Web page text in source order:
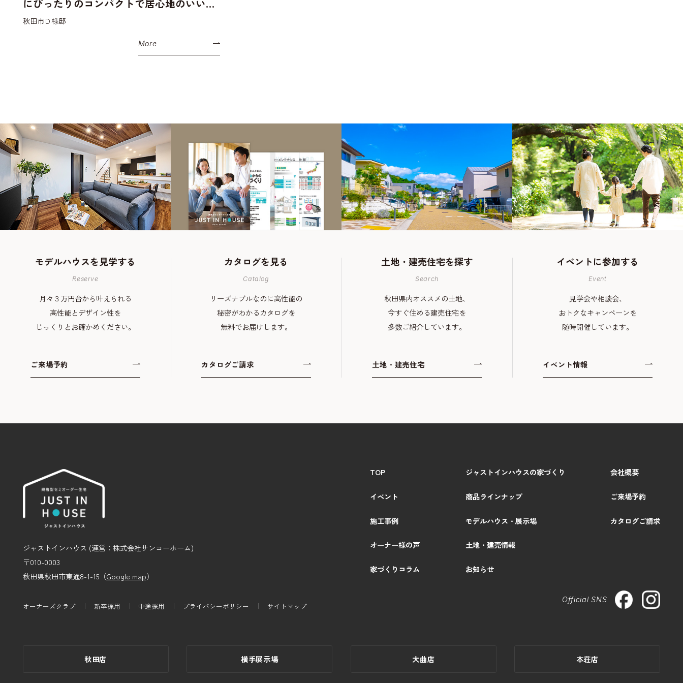
にぴったりのコンパクトで居心地のいい平
屋
秋田市Ｄ様邸
More
モデルハウスを見学する
Reserve
月々３万円台から叶えられる
高性能とデザイン性を
じっくりとお確かめください。
ご来場予約
カタログを見る
Catalog
リーズナブルなのに高性能の
秘密がわかるカタログを
無料でお届けします。
カタログご請求
土地・建売住宅を探す
Search
秋田県内オススメの土地、
今すぐ住める建売住宅を
多数ご紹介しています。
土地・建売住宅
イベントに参加する
Event
見学会や相談会、
おトクなキャンペーンを
随時開催しています。
イベント情報
ジャストインハウス (運営：株式会社サンコーホーム)
〒010-0003
秋田県秋田市東通8-1-15（Google map）
オーナーズクラブ 新卒採用 中途採用 プライバシーポリシー サイトマップ
TOP
イベント
施工事例
オーナー様の声
家づくりコラム
ジャストインハウスの家づくり
商品ラインナップ
モデルハウス・展示場
土地・建売情報
お知らせ
会社概要
ご来場予約
カタログご請求
Official SNS
秋田店 横手展示場 大曲店 本荘店